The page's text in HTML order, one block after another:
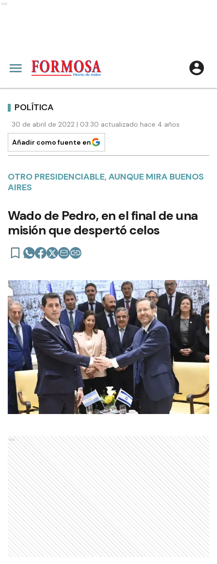
Ads
POLÍTICA
30 de abril de 2022 | 03:30 actualizado hace 4 años
Añadir como fuente en
OTRO PRESIDENCIABLE, AUNQUE MIRA BUENOS
AIRES
Wado de Pedro, en el final de una
misión que despertó celos
Ads